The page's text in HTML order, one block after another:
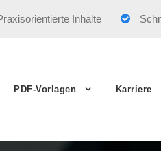
Inhalte
PDF-Vorlagen Karriere